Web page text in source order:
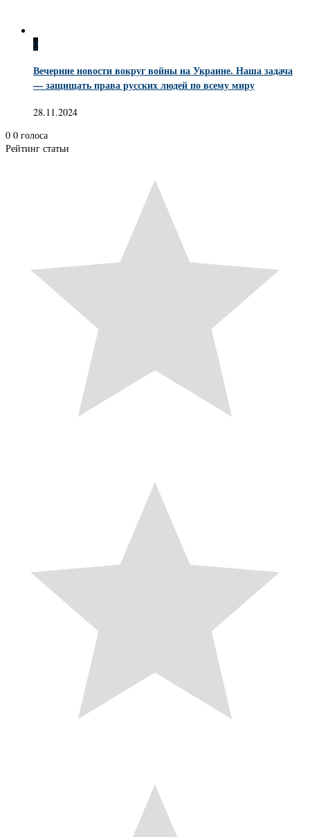
0
Вечерние новости вокруг войны на Украине. Наша задача
— защищать права русских людей по всему миру
28.11.2024
0 0 голоса
Рейтинг статьи